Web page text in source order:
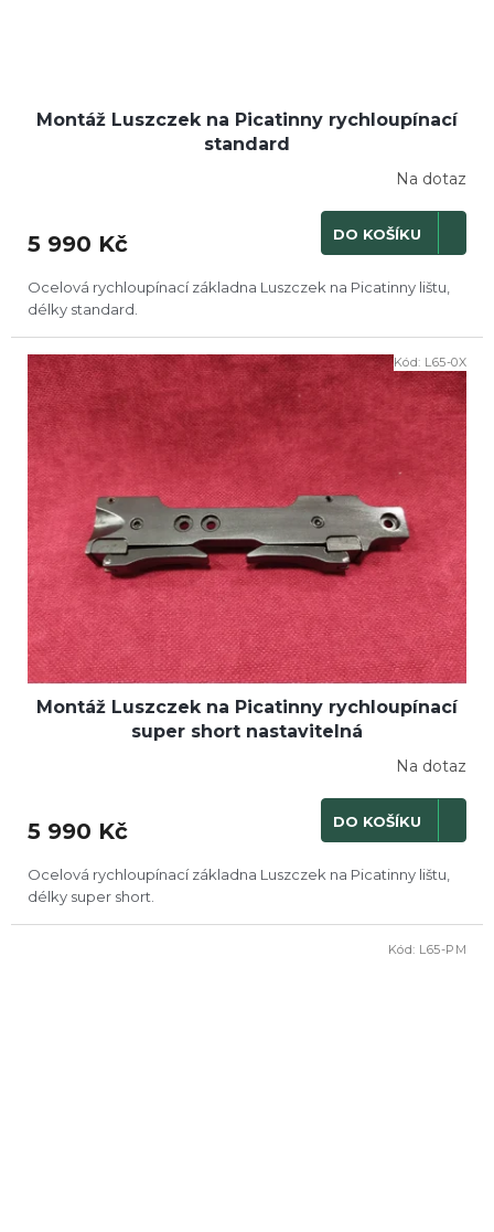
Montáž Luszczek na Picatinny rychloupínací
standard
Na dotaz
5 990 Kč DO KOŠÍKU
Ocelová rychloupínací základna Luszczek na Picatinny lištu,
délky standard.
Montáž Luszczek na Picatinny rychloupínací
super short nastavitelná
Na dotaz
5 990 Kč DO KOŠÍKU
Ocelová rychloupínací základna Luszczek na Picatinny lištu,
délky super short.
Kód: L65-0X
Kód: L65-PM